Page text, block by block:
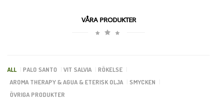
VÅRA PRODUKTER
ALL PALO SANTO VIT SALVIA
RÖKELSE
AROMA THERAPY & AGUA & ETERISK OLJA
SMYCKEN
ÖVRIGA PRODUKTER